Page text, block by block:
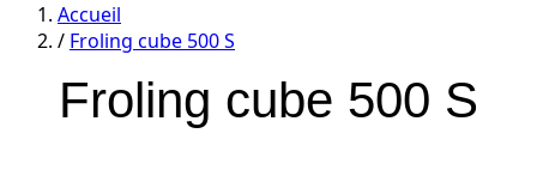
Accueil
/ Froling cube 500 S
Froling cube 500 S